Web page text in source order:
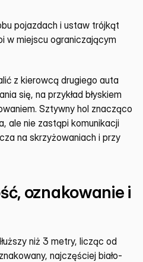
pojazdach i ustaw trójkąt
w miejscu ograniczającym
z kierowcą drugiego auta
się, na przykład błyskiem
Sztywny hol znacząco
ale nie zastąpi komunikacji
na skrzyżowaniach i przy
oznakowanie i
niż 3 metry, licząc od
najczęściej biało-